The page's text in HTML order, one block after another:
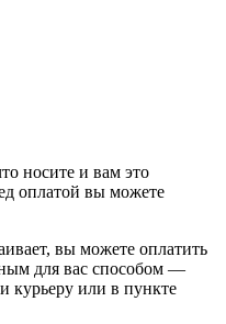
носите и вам это
оплатой вы можете
вы можете оплатить
для вас способом —
курьеру или в пункте